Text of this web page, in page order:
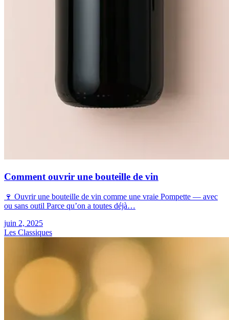
Comment ouvrir une bouteille de vin
🍷 Ouvrir une bouteille de vin comme une vraie Pompette — avec
ou sans outil Parce qu’on a toutes déjà…
juin 2, 2025
Les Classiques